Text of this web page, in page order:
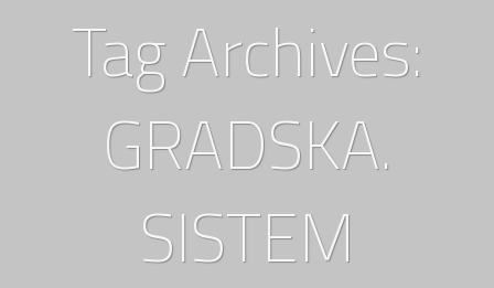
Tag Archives:
GRADSKA.
SISTEM